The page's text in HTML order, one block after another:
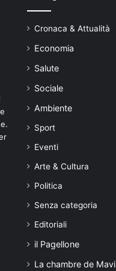
Cronaca & Attualità
Economia
Salute
Sociale
Ambiente
Sport
Eventi
Arte & Cultura
Politica
Senza categoria
Editoriali
il Pagellone
La chambre de Mavi